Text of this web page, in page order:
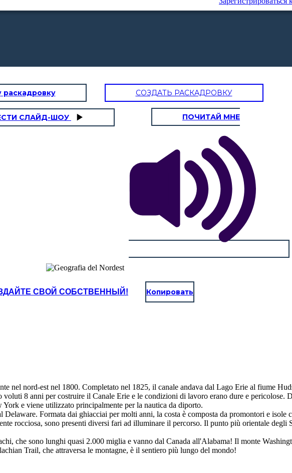
раскадровку СОЗДАТЬ РАСКАДРОВКУ
СЛАЙД-ШОУ ПОЧИТАЙ МНЕ
СВОЙ СОБСТВЕННЫЙ! Копировать
nel nord-est nel 1800. Completato nel 1825, il canale andava dal Lago Erie al fiume
8 anni per costruire il Canale Erie e le condizioni di lavoro erano dure e pericolose.
e viene utilizzato principalmente per la nautica da diporto.
Delaware. Formata dai ghiacciai per molti anni, la costa è composta da promontori e isole
rocciosa, sono presenti diversi fari ad illuminare il percorso. Il punto più orientale degli
che sono lunghi quasi 2.000 miglia e vanno dal Canada all'Alabama! Il monte
Trail, che attraversa le montagne, è il sentiero più lungo del mondo!